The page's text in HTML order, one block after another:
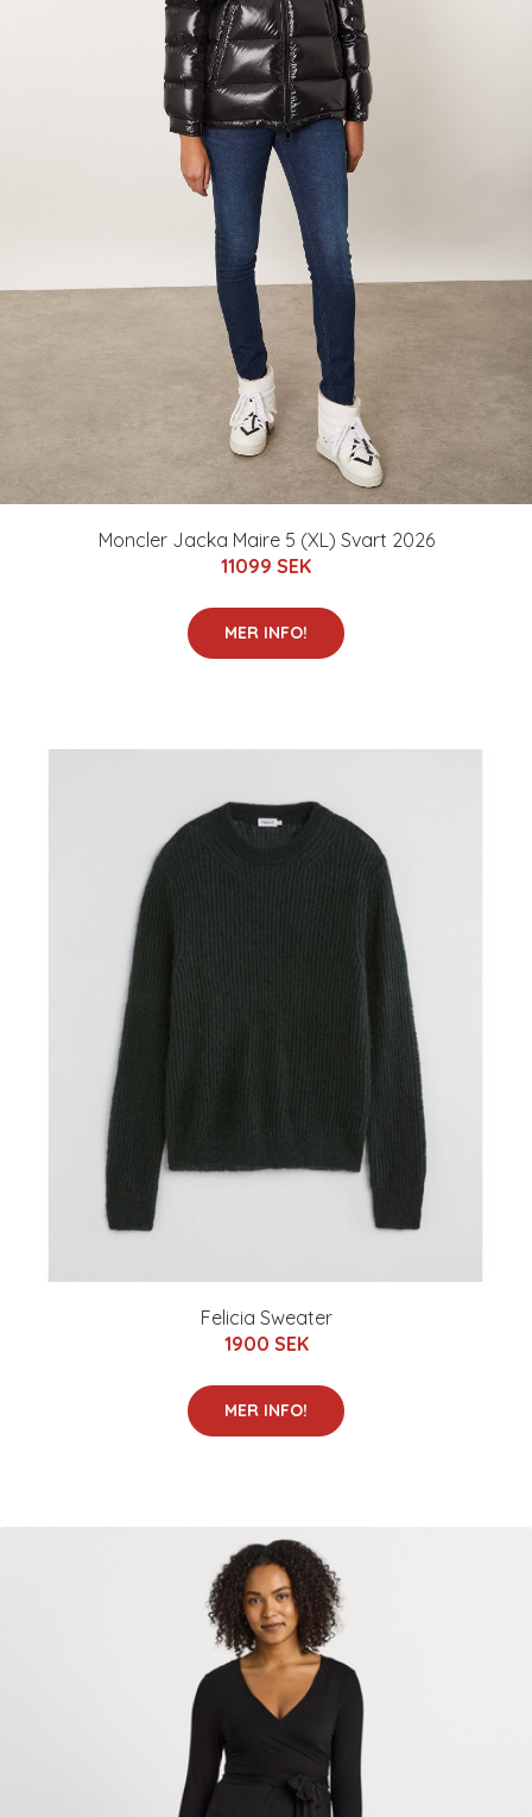
Moncler Jacka Maire 5 (XL) Svart 2026
11099 SEK
MER INFO!
Felicia Sweater
1900 SEK
MER INFO!